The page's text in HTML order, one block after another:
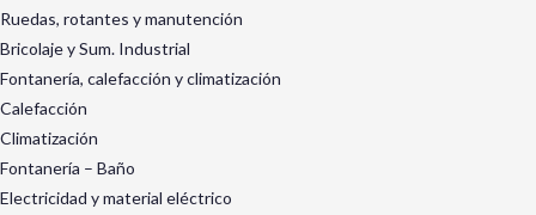
Ruedas, rotantes y manutención
Bricolaje y Sum. Industrial
Fontanería, calefacción y climatización
Calefacción
Climatización
Fontanería – Baño
Electricidad y material eléctrico